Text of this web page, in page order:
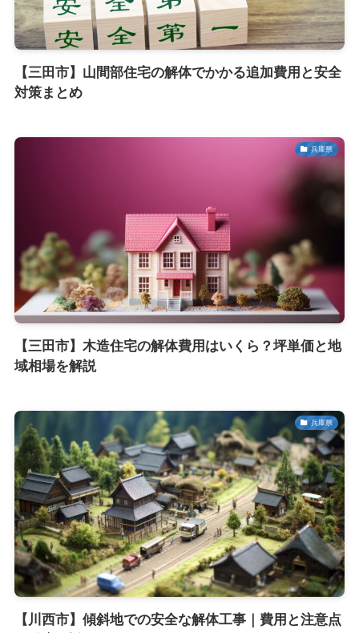
【三田市】山間部住宅の解体でかかる追加費用と安全
対策まとめ
兵庫県
【三田市】木造住宅の解体費用はいくら？坪単価と地
域相場を解説
兵庫県
【川西市】傾斜地での安全な解体工事｜費用と注意点